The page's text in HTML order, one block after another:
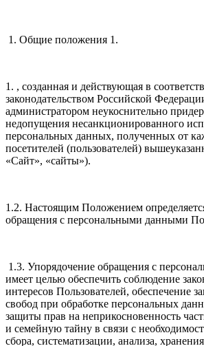
1. Общие положения 1.
1. , созданная и действующая в
законодательством Российской
администратором неукоснительно
недопущения несанкционированного
персональных данных, полученных от
посетителей (пользователей)
«Сайт», «сайты»).
1.2. Настоящим Положением
обращения с персональными данными
1.3. Упорядочение обращения с
имеет целью обеспечить соблюдение
интересов Пользователей, обеспечение
свобод при обработке персональных
защиты прав на неприкосновенность
и семейную тайну в связи с
сбора, систематизации, анализа,